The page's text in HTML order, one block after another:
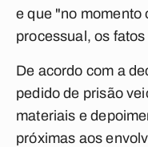
e que "no momento
processual, os
De acordo com a
pedido de prisão
materiais e
próximas aos